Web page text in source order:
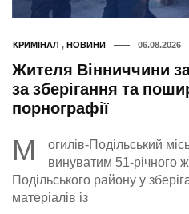
КРИМІНАЛ , НОВИНИ 06.08.2026
Жителя Вінниччини
за зберігання та
порнографії
М
огилів-Подільський
винуватим 51-річного
Подільського району у
матеріалів із